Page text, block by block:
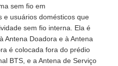
sem fio em
e usuários domésticos que
sem fio interna. Ela é
Antena Doadora e à Antena
é colocada fora do prédio
BTS, e a Antena de Serviço